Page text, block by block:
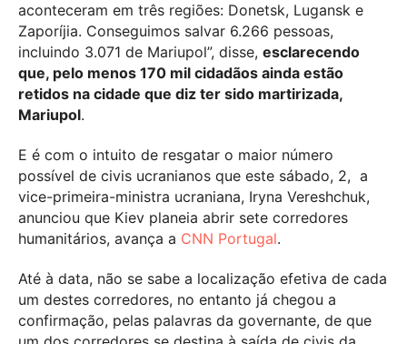
aconteceram em três regiões: Donetsk, Lugansk e
Zaporíjia. Conseguimos salvar 6.266 pessoas,
incluindo 3.071 de Mariupol”, disse, esclarecendo
que, pelo menos 170 mil cidadãos ainda estão
retidos na cidade que diz ter sido martirizada,
Mariupol.
E é com o intuito de resgatar o maior número
possível de civis ucranianos que este sábado, 2, a
vice-primeira-ministra ucraniana, Iryna Vereshchuk,
anunciou que Kiev planeia abrir sete corredores
humanitários, avança a CNN Portugal.
Até à data, não se sabe a localização efetiva de cada
um destes corredores, no entanto já chegou a
confirmação, pelas palavras da governante, de que